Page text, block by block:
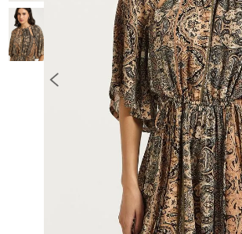
COLETE